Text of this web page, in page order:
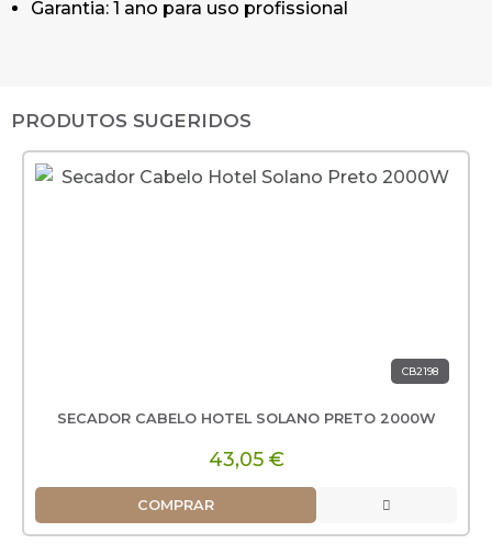
Garantia: 1 ano para uso profissional
PRODUTOS SUGERIDOS
CB2198
SECADOR CABELO HOTEL SOLANO PRETO 2000W
43,05 €
COMPRAR